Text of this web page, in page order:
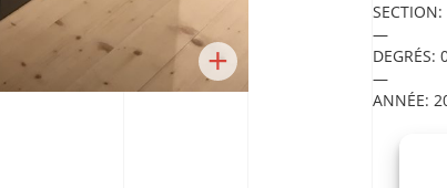
+
SECTION:
DEGRÉS:
ANNÉE: